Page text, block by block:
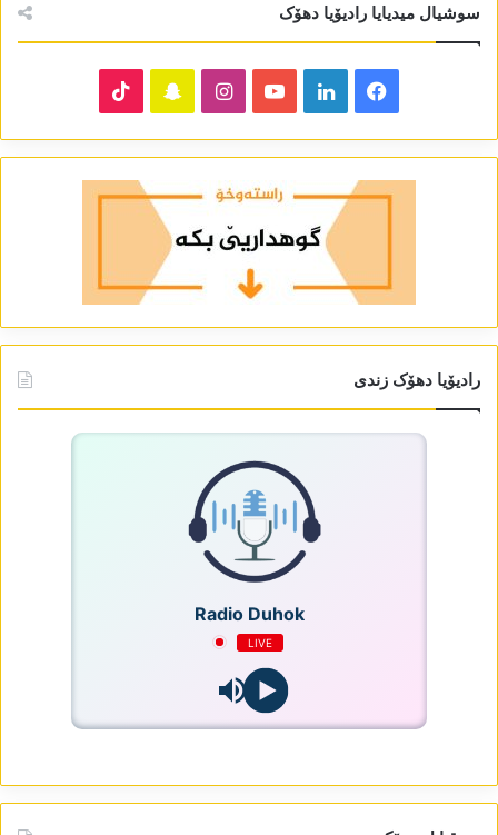
سوشیال میدیایا رادیۆیا دھۆک
Facebook
LinkedIn
YouTube
Instagram
Snapchat
رادیۆیا دھۆک زندی
Radio Duhok
LIVE